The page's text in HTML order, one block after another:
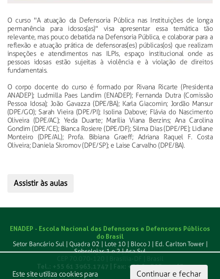
Continuar e fechar
Este site utiliza cookies para
O curso "A atuação da Defensoria Pública nas Instituições de longa
permanência para idosos(as)" visa apresentar essa temática tão
relevante, mas pouco debatida na Defensoria Pública, e colaborar para a
reflexão e atuação prática de defensoras(es) públicas(os) que realizam
inspeções e atendimentos nas ILPIs, espaço institucional onde as
pessoas idosas estão sujeitas à violência e à violação de direitos
fundamentais.
O corpo docente do curso é formado por Rivana Ricarte (Presidenta
ANADEP); Ludmilla Paes Landim (ENADEP); Fernanda Dutra (Comissão
Pessoa Idosa); João Gavazza (DPE/BA); Karla Giacomin; Jordão Mansur
(DPE/GO); Sarah Vieira (DPE/PI); Isolina Dabove; Flávia do Nascimento
Oliveira (DPE/AC); Yeda Duarte; Marília Viana Berzins; Ana Carolina
Gondim (DPE/CE); Bianca Rosiere (DPE/DF); Silma Dias (DPE/PE); Lidiane
Monteiro (DPE/AL); Profa. Bibiana Graeff; Adriana Raquel F. Costa
Oliveira; Daniela Skromov (DPE/SP); e Laise Carvalho (DPE/BA).
Assistir às aulas
ENADEP - Escola Nacional das Defensoras e Defensores Públicos
do Brasil
Setor Bancário Sul | Quadra 02 | Lote 10 | Bloco J | Ed. Carlton Tower |
Sobrelojas 1 e 2 | Asa Sul
CEP 70.070-120 | Brasília-DF | Brasil
Tel.: +55 61 3963.1747 | Fax: +55 61 3039.1763